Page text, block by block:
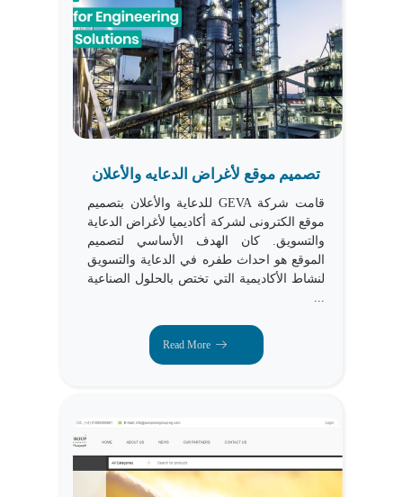
تصميم موقع لأغراض الدعايه والأعلان
قامت شركة GEVA للدعاية والأعلان بتصميم
موقع الكترونى لشركة أكاديميا لأغراض الدعاية
والتسويق. كان الهدف الأساسي لتصميم
الموقع هو احداث طفره في الدعاية والتسويق
لنشاط الأكاديمية التي تختص بالحلول الصناعية
...
Read More